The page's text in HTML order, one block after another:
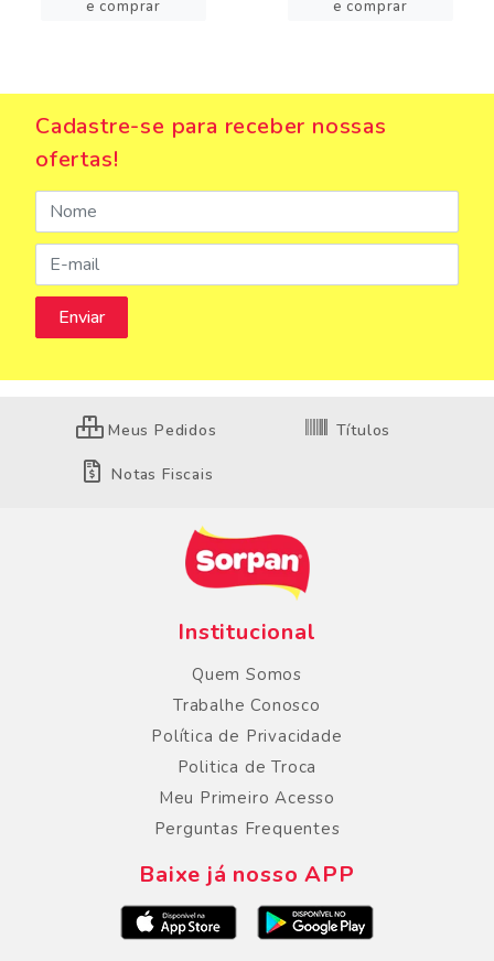
e comprar e comprar
Cadastre-se para receber nossas
ofertas!
Meus Pedidos Títulos
Notas Fiscais
Institucional
Quem Somos
Trabalhe Conosco
Política de Privacidade
Politica de Troca
Meu Primeiro Acesso
Perguntas Frequentes
Baixe já nosso APP